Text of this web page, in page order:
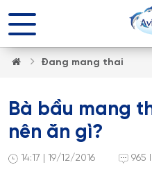
Đang mang thai
Bà bầu mang
nên ăn gì?
14:17 | 19/12/2016 965